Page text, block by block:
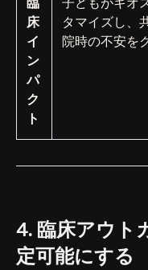
臨
床
イ
ン
パ
ク
ト
子どもがキオ
タマイズし、
院時の不安を
4. 臨床アウト
定可能にする